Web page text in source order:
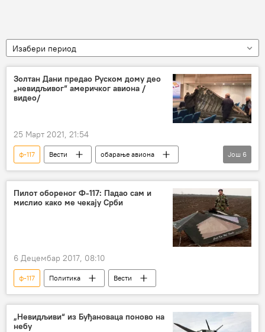
Изабери период
Золтан Дани предао Руском дому део
„невидљивог“ америчког авиона /
видео/
25 Март 2021, 21:54
ф-117 Вести
обарање авиона
невидљиви авиони
Золтан Дани
Буђановци
ЕКСКЛУЗИВНИ ВИДЕО-СЕРИЈАЛ: 20 година од НАТО агресије
Још 6
Пилот обореног Ф-117: Падао сам и
мислио како ме чекају Срби
6 Децембар 2017, 08:10
ф-117 Политика Вести
„Невидљиви“ из Буђановаца поново на
небу